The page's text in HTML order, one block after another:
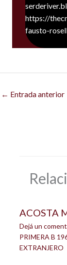
https://
fausto-
← Entrada anterior
ACOSTA
Dejá un
PRIMERA B
EXTRANJERO